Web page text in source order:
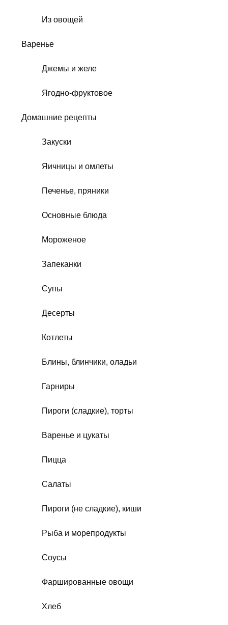
Из овощей
Варенье
Джемы и желе
Ягодно-фруктовое
Домашние рецепты
Закуски
Яичницы и омлеты
Печенье, пряники
Основные блюда
Мороженое
Запеканки
Супы
Десерты
Котлеты
Блины, блинчики, оладьи
Гарниры
Пироги (сладкие), торты
Варенье и цукаты
Пицца
Салаты
Пироги (не сладкие), киши
Рыба и морепродукты
Соусы
Фаршированные овощи
Хлеб